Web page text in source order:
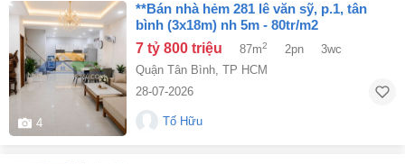
4
**bán nhà hẻm 281 lê văn sỹ, p.1, tân
bình (3x18m) nh 5m - 80tr/m2
7 tỷ 800 triệu 87m2 2pn
3wc
Quận Tân Bình TP HCM
28-07-2026
Tố Hữu